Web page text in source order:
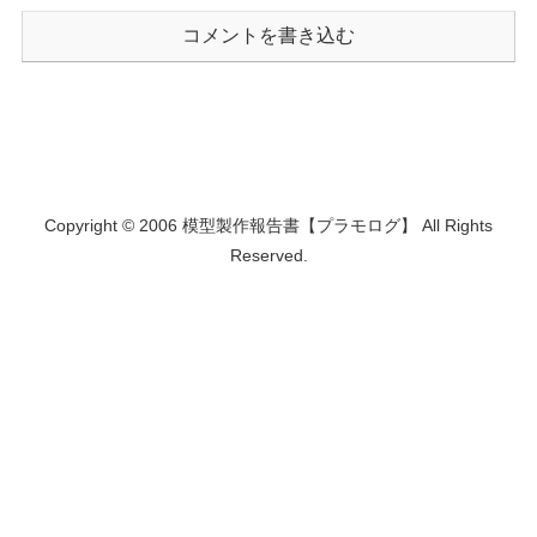
コメントを書き込む
Copyright © 2006 模型製作報告書【プラモログ】 All Rights
Reserved.